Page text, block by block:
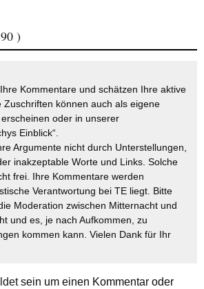
)
Kommentare und schätzen Ihre aktive
Zuschriften können auch als eigene
oder in unserer
Einblick“.
Argumente nicht durch Unterstellungen,
inakzeptable Worte und Links. Solche
frei. Ihre Kommentare werden
Verantwortung bei TE liegt. Bitte
Moderation zwischen Mitternacht und
und es, je nach Aufkommen, zu
kommen kann. Vielen Dank für Ihr
sein um einen Kommentar oder